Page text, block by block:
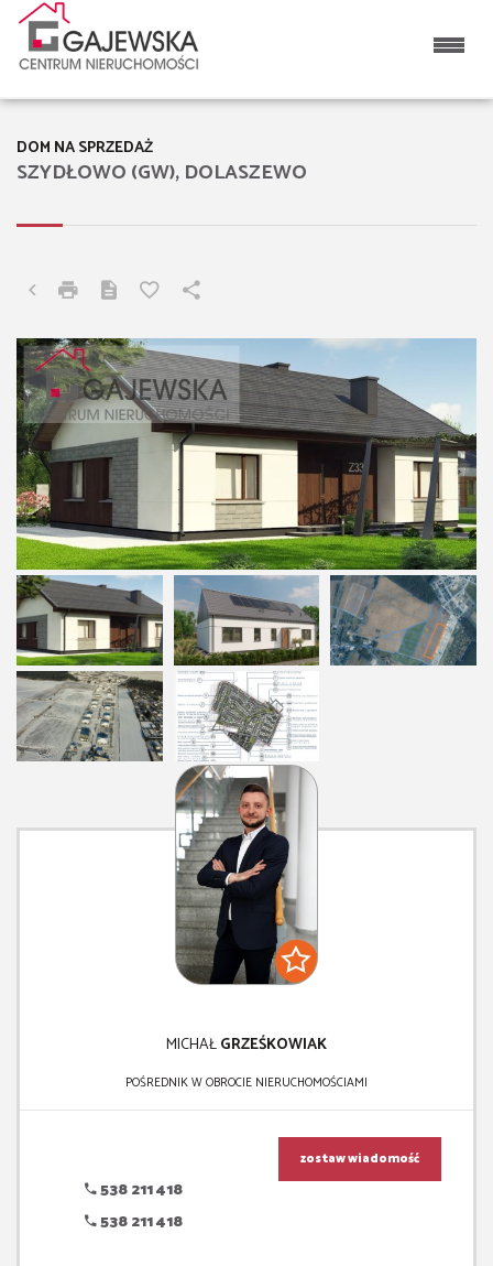
SZYDŁOWO (GW), DOLASZEWO
DOM NA SPRZEDAŻ
MICHAŁGRZEŚKOWIAK
POŚREDNIK W OBROCIE NIERUCHOMOŚCIAMI
538 211 418
538 211 418
zostaw wiadomość